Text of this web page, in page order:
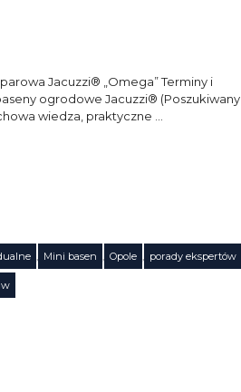
Jacuzzi® „Omega” Terminy i
ogrodowe Jacuzzi® (Poszukiwany
wiedza, praktyczne …
, Mini basen , Opole , porady ekspertów